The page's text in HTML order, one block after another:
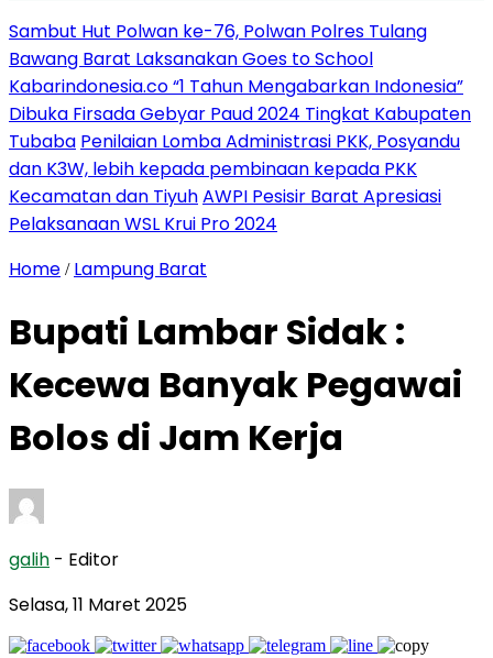
Sambut Hut Polwan ke-76, Polwan Polres Tulang
Bawang Barat Laksanakan Goes to School
Kabarindonesia.co “1 Tahun Mengabarkan Indonesia”
Dibuka Firsada Gebyar Paud 2024 Tingkat Kabupaten
Tubaba Penilaian Lomba Administrasi PKK, Posyandu
dan K3W, lebih kepada pembinaan kepada PKK
Kecamatan dan TiyuhAWPI Pesisir Barat Apresiasi
Pelaksanaan WSL Krui Pro 2024
Home / Lampung Barat
Bupati Lambar Sidak :
Kecewa Banyak Pegawai
Bolos di Jam Kerja
galih - Editor
Selasa, 11 Maret 2025